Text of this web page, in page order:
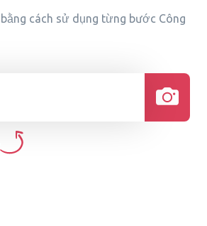
cách sử dụng từng bước Công